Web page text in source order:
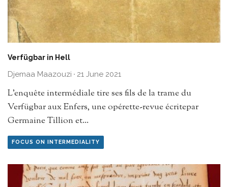
Verfügbar in Hell
Djemaa Maazouzi · 21 June 2021
L’enquête intermédiale tire ses fils de la trame du
Verfügbar aux Enfers, une opérette-revue écritepar
Germaine Tillion et...
FOCUS ON INTERMEDIALITY